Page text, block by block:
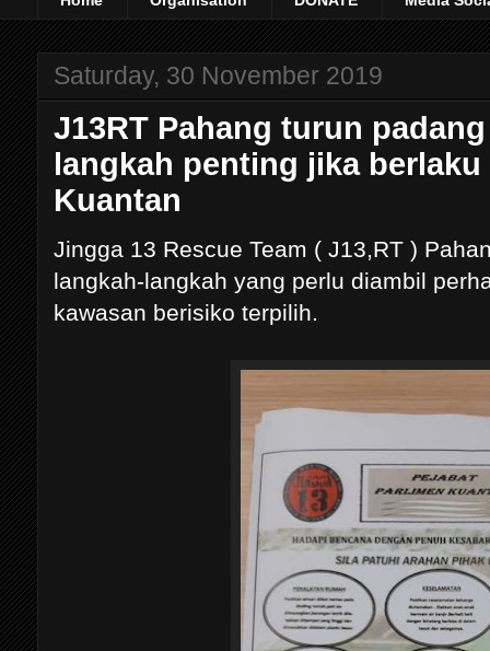
Saturday, 30 November 2019
J13RT Pahang turun
langkah penting jika
Kuantan
Jingga 13 Rescue Team ( J13,RT )
langkah-langkah yang perlu diambil
kawasan berisiko terpilih.